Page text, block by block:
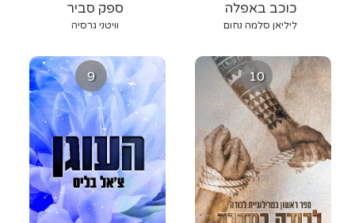
ספק סביר
וויטני גרסיה
כוכב באפלה
ליליאן סלמה נחום
9 10